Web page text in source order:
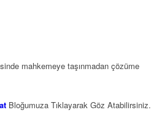
mahkemeye taşınmadan çözüme
Bloğumuza Tıklayarak Göz Atabilirsiniz.